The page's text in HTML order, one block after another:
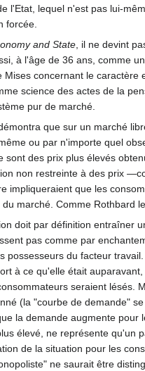
l'Etat, lequel n'est pas lui-
forcée.
and State , il ne devint
à l'âge de 36 ans, comme
concernant le
science des actes de la
pur de marché.
que sur un marché
ou par n'importe quel
des prix plus élevés
non restreinte à des prix
impliqueraient que les
marché. Comme Rothbard
doit par définition entraîner
pas comme par
du facteur
à ce qu'elle était
seraient lésés.
(la "courbe de demande"
la demande augmente
élevé, ne représente
de la situation pour les
ne saurait être